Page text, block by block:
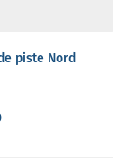
piste Nord